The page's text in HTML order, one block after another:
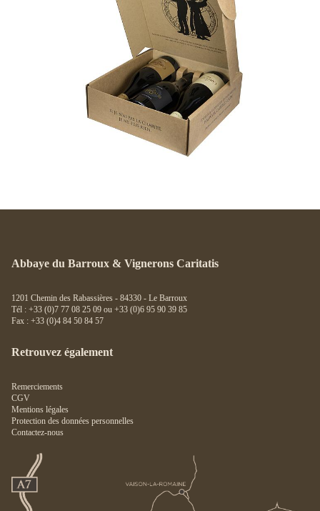
Abbaye du Barroux & Vignerons Caritatis
1201 Chemin des Rabassières - 84330 - Le Barroux
Tél : +33 (0)7 77 08 25 09 ou +33 (0)6 95 90 39 85
Fax : +33 (0)4 84 50 84 57
Retrouvez également
Remerciements
CGV
Mentions légales
Protection des données personnelles
Contactez-nous